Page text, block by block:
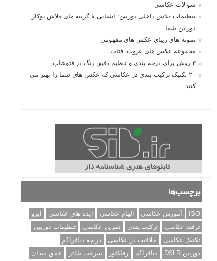
سوالات عکاسی
تنظیمات فلاش داخلی دوربین: آشنایی با گزینه های فلاش توکار
دوربین شما
نمونه های زیبای عکس های مفهومی
مجموعه عکس های غروب آفتاب
۳ روش برای درجه بندی و تنظیم دقیق رنگ در فتوشاپ
۲۰ تکنیک ترکیب بندی در عکاسی که عکس های شما را بهتر می
کنند
برچسب‌ها
ISO آموزش عکاسی الهام عکاسی ایده های عکاسی
ایزو
ترفند عکاسی
ترکیب بندی تمرین عکاسی
تنظیمات دوربین
تکنیک عکاسی
خلاقیت در عکاسی
دریچه دیافراگم
دوربین DSLR
دیافراگم رفلکتور سرعت شاتر
عمق میدان